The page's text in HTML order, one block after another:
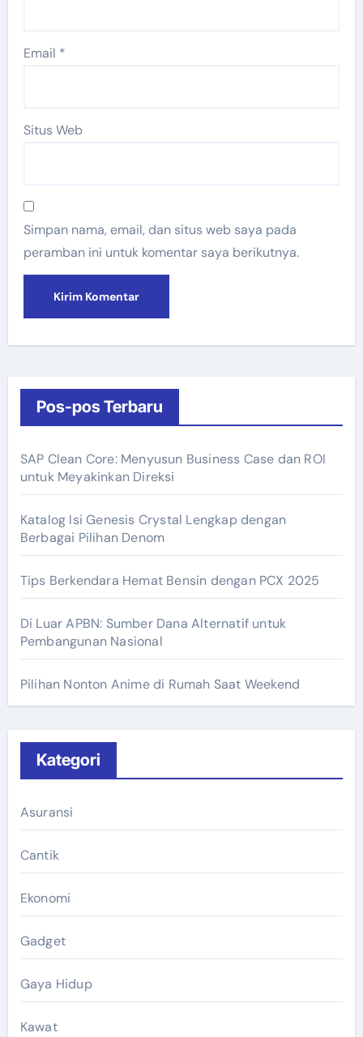
Email *
Situs Web
Simpan nama, email, dan situs web saya pada
peramban ini untuk komentar saya berikutnya.
Pos-pos Terbaru
SAP Clean Core: Menyusun Business Case dan ROI
untuk Meyakinkan Direksi
Katalog Isi Genesis Crystal Lengkap dengan
Berbagai Pilihan Denom
Tips Berkendara Hemat Bensin dengan PCX 2025
Di Luar APBN: Sumber Dana Alternatif untuk
Pembangunan Nasional
Pilihan Nonton Anime di Rumah Saat Weekend
Kategori
Asuransi
Cantik
Ekonomi
Gadget
Gaya Hidup
Kawat